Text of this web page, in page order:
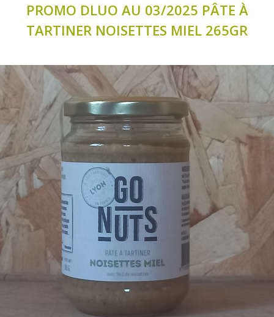
PROMO DLUO AU 03/2025 PÂTE À
TARTINER NOISETTES MIEL 265GR